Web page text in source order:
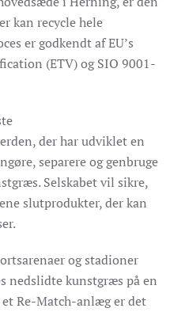
kan recycle hele
er godkendt af EU’s
(ETV) og SIO 9001-
der har udviklet en
separere og genbruge
Selskabet vil sikre,
slutprodukter, der kan
og stadioner
nedslidte kunstgræs på en
et Re-Match-anlæg er det